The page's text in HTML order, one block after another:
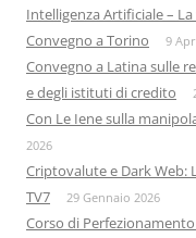
Intelligenza Artificiale –
Convegno a Torino
9
Convegno a Latina sulle
e degli istituti di credito
Con Le Iene sulla
2026
Criptovalute e Dark Web:
TV7
29 Gennaio 2026
Corso di